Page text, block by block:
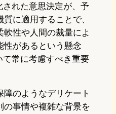
れた意思決定が、予
に適用することで、
性や人間の裁量によ
性があるという懸念
常に考慮すべき重要
のようなデリケート
の事情や複雑な背景を